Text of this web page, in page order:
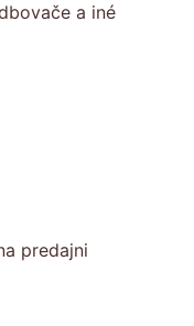
a iné
predajni